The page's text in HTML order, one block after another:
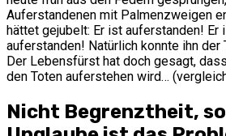
Auferstandenen mit Palmenzweigen
hättet gejubelt: Er ist auferstanden! Er
auferstanden! Natürlich konnte ihn
Der Lebensfürst hat doch gesagt,
den Toten auferstehen wird…
Nicht Begrenztheit,